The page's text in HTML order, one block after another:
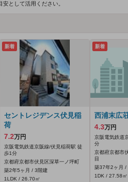
として活用ください。
新着
セントレジデンス伏見稲
荷
7.2万円
京阪電気鉄道京阪線/伏見稲荷駅 徒
歩1分
京都府京都市伏見区深草一ノ坪町
築2年5ヶ月 / 3階建
1LDK / 26.70㎡
新着
西浦末広
4.3万円
京阪電気鉄道
分
京都府京都市
目
築37年2ヶ月 /
1DK / 27.58㎡